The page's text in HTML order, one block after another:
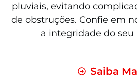
pluviais, evitando
de obstruções. Confie em
a integridade do seu
Saiba